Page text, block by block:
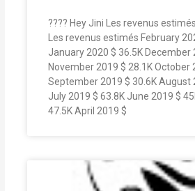
???? Hey Jini Les revenus
Les revenus estimés February
January 2020 $ 36.5K December
November 2019 $ 28.1K October
September 2019 $ 30.6K August
July 2019 $ 63.8K June 2019 $
47.5K April 2019 $